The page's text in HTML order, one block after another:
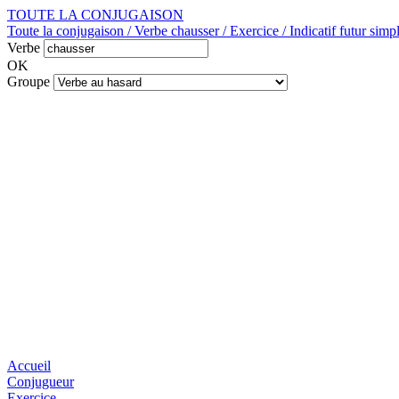
TOUTE LA CONJUGAISON
Toute la conjugaison / Verbe chausser / Exercice / Indicatif futur
Verbe
OK
Groupe
Accueil
Conjugueur